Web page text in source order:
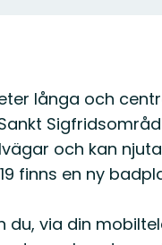
långa och
och kan
finns en ny
du, via din